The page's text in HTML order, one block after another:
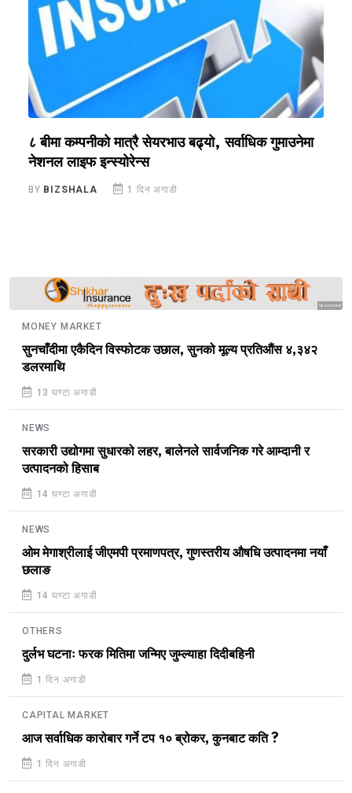
८ बीमा कम्पनीको मात्रै सेयरभाउ बढ्यो, सर्वाधिक गुमाउनेमा
नेशनल लाइफ इन्स्योरेन्स
BY BIZSHALA 1 दिन अगाडी
Sponsored
MONEY MARKET
सुनचाँदीमा एकैदिन विस्फोटक उछाल, सुनको मूल्य प्रतिऔंस ४,३४२
डलरमाथि
13 घण्टा अगाडी
NEWS
सरकारी उद्योगमा सुधारको लहर, बालेनले सार्वजनिक गरे आम्दानी र
उत्पादनको हिसाब
14 घण्टा अगाडी
NEWS
ओम मेगाश्रीलाई जीएमपी प्रमाणपत्र, गुणस्तरीय औषधि उत्पादनमा नयाँ
छलाङ
14 घण्टा अगाडी
OTHERS
दुर्लभ घटनाः फरक मितिमा जन्मिए जुम्ल्याहा दिदीबहिनी
1 दिन अगाडी
CAPITAL MARKET
आज सर्वाधिक कारोबार गर्ने टप १० ब्रोकर, कुनबाट कति ?
1 दिन अगाडी